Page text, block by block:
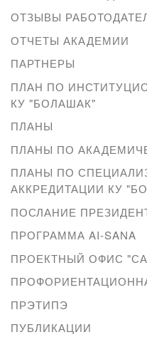
ОТЗЫВЫ
ОТЧЕТЫ АКАДЕМИИ
ПАРТНЕРЫ
ПЛАН ПО
КУ "БОЛАШАК"
ПЛАНЫ
ПЛАНЫ ПО
ПЛАНЫ ПО
АККРЕДИТАЦИИ КУ
ПОСЛАНИЕ
ПРОГРАММА AI-SANA
ПРОЕКТНЫЙ ОФИС
ПРЭТИПЭ
ПУБЛИКАЦИИ